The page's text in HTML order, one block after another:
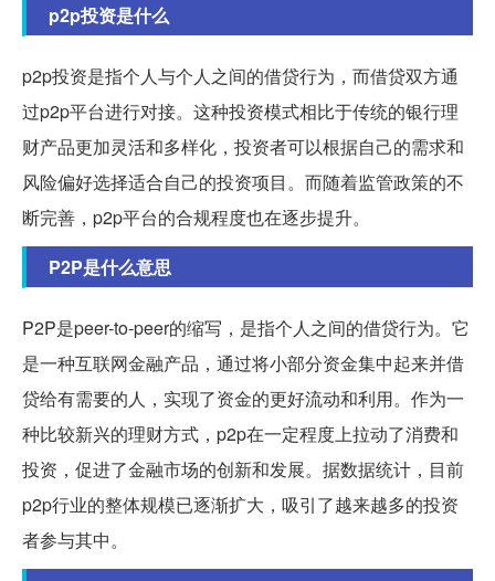
p2p投资是什么
p2p投资是指个人与个人之间的借贷行为，而借贷双方通
过p2p平台进行对接。这种投资模式相比于传统的银行理
财产品更加灵活和多样化，投资者可以根据自己的需求和
风险偏好选择适合自己的投资项目。而随着监管政策的不
断完善，p2p平台的合规程度也在逐步提升。
P2P是什么意思
P2P是peer-to-peer的缩写，是指个人之间的借贷行为。它
是一种互联网金融产品，通过将小部分资金集中起来并借
贷给有需要的人，实现了资金的更好流动和利用。作为一
种比较新兴的理财方式，p2p在一定程度上拉动了消费和
投资，促进了金融市场的创新和发展。据数据统计，目前
p2p行业的整体规模已逐渐扩大，吸引了越来越多的投资
者参与其中。